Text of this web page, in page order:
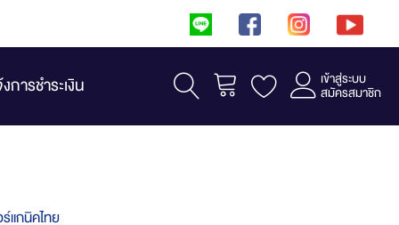
การชำระเงิน รถเข็น เข้าสู่ระบบ
สมัครสมาชิก
แกนิคไทย